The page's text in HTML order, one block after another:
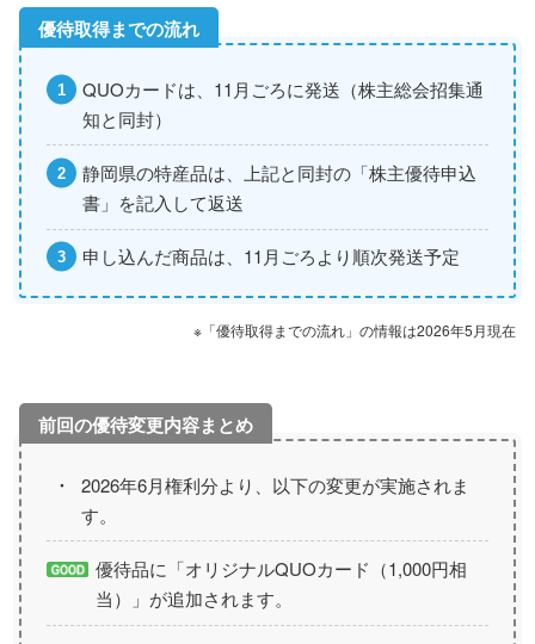
QUOカードは、11月ごろに発送（株主総会招集通
知と同封）
静岡県の特産品は、上記と同封の「株主優待申込
書」を記入して返送
申し込んだ商品は、11月ごろより順次発送予定
※「優待取得までの流れ」の情報は2026年5月現在
2026年6月権利分より、以下の変更が実施されま
す。
優待品に「オリジナルQUOカード（1,000円相
当）」が追加されます。